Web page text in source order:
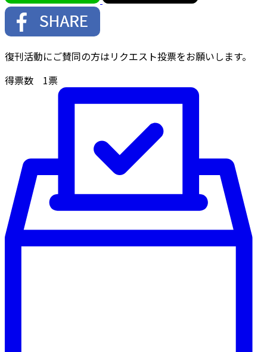
復刊活動にご賛同の方はリクエスト投票をお願いします。
得票数 1票